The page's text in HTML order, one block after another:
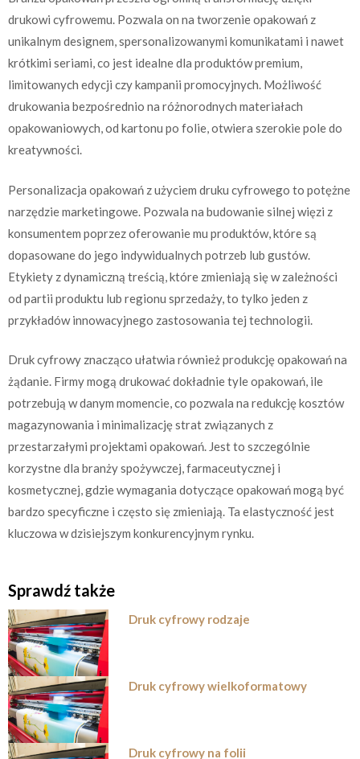
drukowi cyfrowemu. Pozwala on na tworzenie opakowań z
unikalnym designem, spersonalizowanymi komunikatami i nawet
krótkimi seriami, co jest idealne dla produktów premium,
limitowanych edycji czy kampanii promocyjnych. Możliwość
drukowania bezpośrednio na różnorodnych materiałach
opakowaniowych, od kartonu po folie, otwiera szerokie pole do
kreatywności.
Personalizacja opakowań z użyciem druku cyfrowego to potężne
narzędzie marketingowe. Pozwala na budowanie silnej więzi z
konsumentem poprzez oferowanie mu produktów, które są
dopasowane do jego indywidualnych potrzeb lub gustów.
Etykiety z dynamiczną treścią, które zmieniają się w zależności
od partii produktu lub regionu sprzedaży, to tylko jeden z
przykładów innowacyjnego zastosowania tej technologii.
Druk cyfrowy znacząco ułatwia również produkcję opakowań na
żądanie. Firmy mogą drukować dokładnie tyle opakowań, ile
potrzebują w danym momencie, co pozwala na redukcję kosztów
magazynowania i minimalizację strat związanych z
przestarzałymi projektami opakowań. Jest to szczególnie
korzystne dla branży spożywczej, farmaceutycznej i
kosmetycznej, gdzie wymagania dotyczące opakowań mogą być
bardzo specyficzne i często się zmieniają. Ta elastyczność jest
kluczowa w dzisiejszym konkurencyjnym rynku.
Sprawdź także
Druk cyfrowy rodzaje
Druk cyfrowy wielkoformatowy
Druk cyfrowy na folii